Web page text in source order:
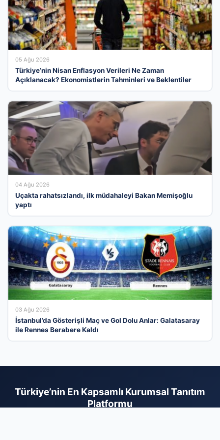
05 Ağu 2026
Türkiye’nin Nisan Enflasyon Verileri Ne Zaman
Açıklanacak? Ekonomistlerin Tahminleri ve Beklentiler
04 Ağu 2026
Uçakta rahatsızlandı, ilk müdahaleyi Bakan Memişoğlu
yaptı
03 Ağu 2026
İstanbul’da Gösterişli Maç ve Gol Dolu Anlar: Galatasaray
ile Rennes Berabere Kaldı
Türkiye’nin En Kapsamlı Kurumsal Tanıtım
Platformu